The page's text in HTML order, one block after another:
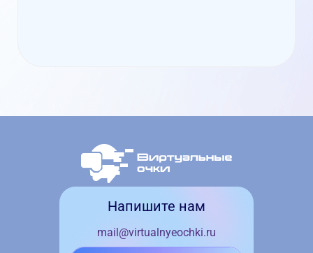
Напишите нам
mail@virtualnyeochki.ru